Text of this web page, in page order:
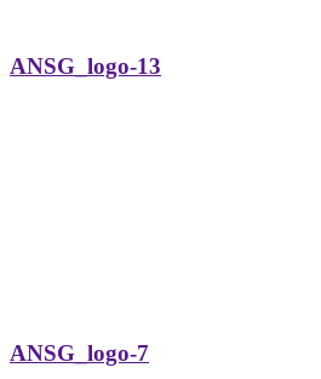
ANSG_logo-13
ANSG_logo-7